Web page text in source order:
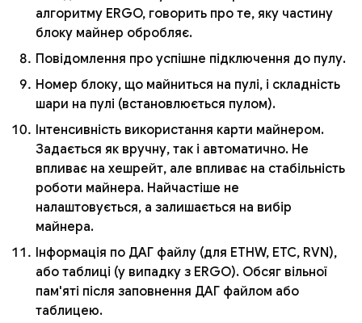
алгоритму ERGO, говорить про те, яку частину
блоку майнер обробляє.
Повідомлення про успішне підключення до пулу.
Номер блоку, що майниться на пулі, і складність
шари на пулі (встановлюється пулом).
Інтенсивність використання карти майнером.
Задається як вручну, так і автоматично. Не
впливає на хешрейт, але впливає на стабільність
роботи майнера. Найчастіше не
налаштовується, а залишається на вибір
майнера.
Інформація по ДАГ файлу (для ETHW, ETC, RVN),
або таблиці (у випадку з ERGO). Обсяг вільної
пам'яті після заповнення ДАГ файлом або
таблицею.